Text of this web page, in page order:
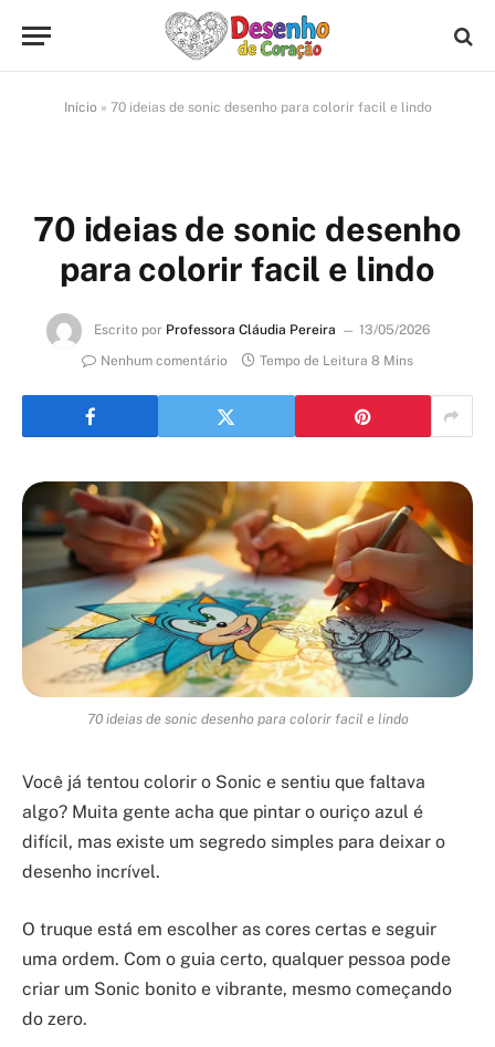
Início » 70 ideias de sonic desenho para colorir facil e lindo
70 ideias de sonic desenho
para colorir facil e lindo
Escrito por Professora Cláudia Pereira
13/05/2026
Nenhum comentário
Tempo de Leitura 8 Mins
70 ideias de sonic desenho para colorir facil e lindo
Você já tentou colorir o Sonic e sentiu que faltava
algo? Muita gente acha que pintar o ouriço azul é
difícil, mas existe um segredo simples para deixar o
desenho incrível.
O truque está em escolher as cores certas e seguir
uma ordem. Com o guia certo, qualquer pessoa pode
criar um Sonic bonito e vibrante, mesmo começando
do zero.